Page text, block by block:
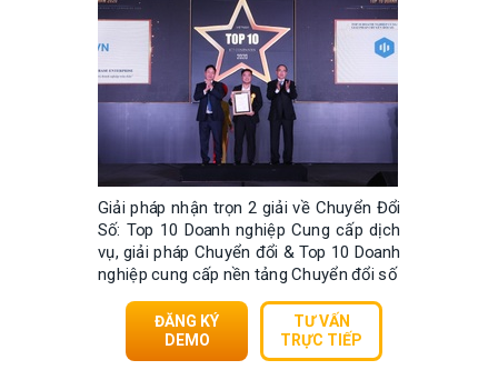
Giải pháp nhận trọn 2 giải về Chuyển Đổi
Số: Top 10 Doanh nghiệp Cung cấp dịch
vụ, giải pháp Chuyển đổi & Top 10 Doanh
nghiệp cung cấp nền tảng Chuyển đổi số
ĐĂNG KÝ
DEMO
TƯ VẤN
TRỰC TIẾP